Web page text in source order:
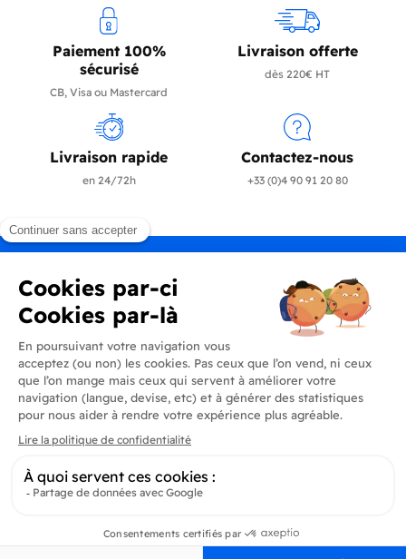
Paiement 100%
sécurisé
CB, Visa ou Mastercard
Livraison offerte
dès 220€ HT
Livraison rapide
en 24/72h
Contactez-nous
+33 (0)4 90 91 20 80
Produits
En savoir plus